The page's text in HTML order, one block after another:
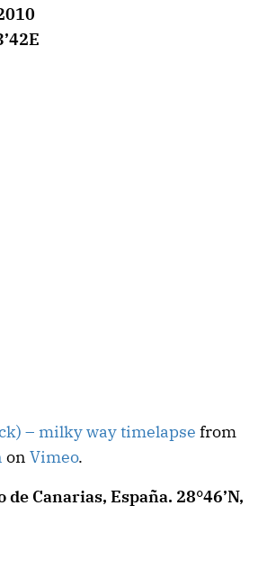
– milky way timelapse from
on Vimeo.
Canarias, España. 28°46’N,